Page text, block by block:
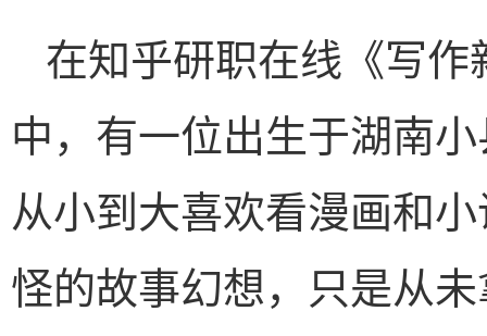
在知乎研职在线《写
中，有一位出生于湖南
从小到大喜欢看漫画和
怪的故事幻想，只是从